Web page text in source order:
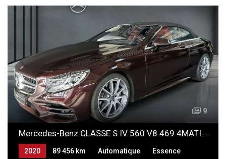
9
Mercedes-Benz CLASSE S IV 560 V8 469 4MATIC 9G-Tronic
2020 89 456 km Automatique Essence